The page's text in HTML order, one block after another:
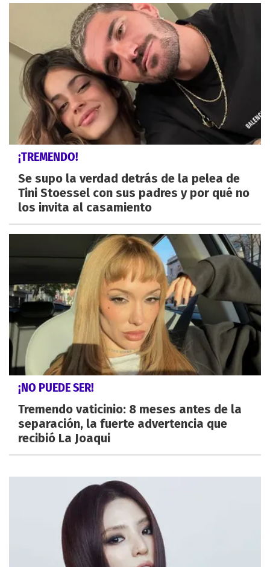
¡TREMENDO!
Se supo la verdad detrás de la pelea de
Tini Stoessel con sus padres y por qué no
los invita al casamiento
¡NO PUEDE SER!
Tremendo vaticinio: 8 meses antes de la
separación, la fuerte advertencia que
recibió La Joaqui